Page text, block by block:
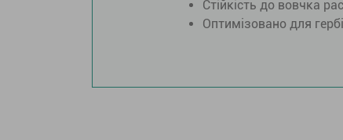
Стійкість до вовчка
Оптимізовано для